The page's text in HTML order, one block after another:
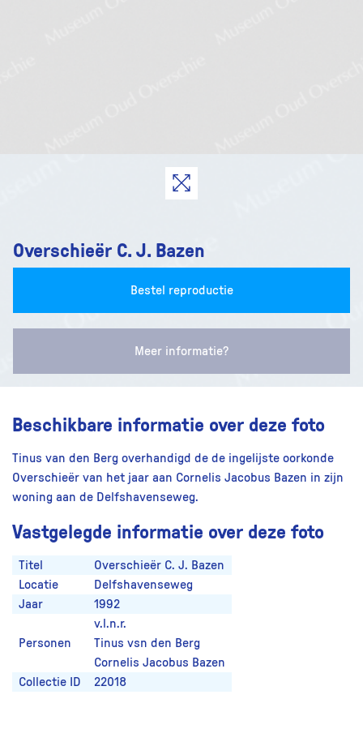
Overschieër C. J. Bazen
Bestel reproductie
Meer informatie?
Beschikbare informatie over deze foto
Tinus van den Berg overhandigd de de ingelijste oorkonde
Overschieër van het jaar aan Cornelis Jacobus Bazen in zijn
woning aan de Delfshavenseweg.
Vastgelegde informatie over deze foto
Titel
Overschieër C. J. Bazen
Locatie
Delfshavenseweg
Jaar
1992
Personen
v.l.n.r.
Tinus vsn den Berg
Cornelis Jacobus Bazen
Collectie ID
22018